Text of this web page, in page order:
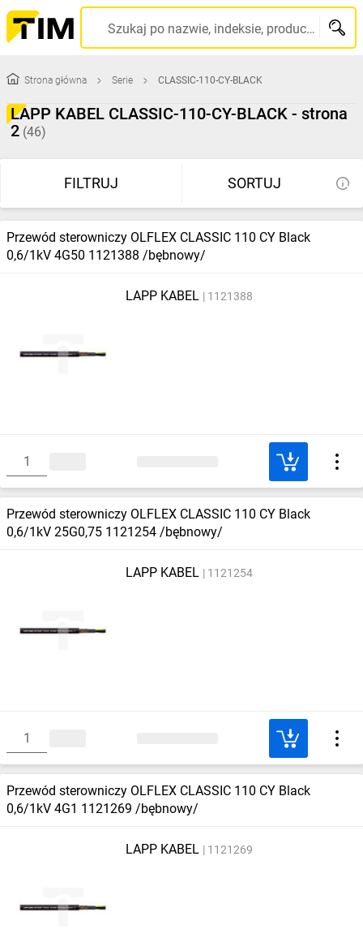
Szukaj po nazwie, indeksie, producencie, kodzie kreskowym...
Strona główna Serie CLASSIC-110-CY-BLACK
LAPP KABEL CLASSIC-110-CY-BLACK - strona
2 (46)
FILTRUJ SORTUJ
Przewód sterowniczy OLFLEX CLASSIC 110 CY Black
0,6/1kV 4G50 1121388 /bębnowy/
LAPP KABEL 1121388
Przewód sterowniczy OLFLEX CLASSIC 110 CY Black
0,6/1kV 25G0,75 1121254 /bębnowy/
LAPP KABEL 1121254
Przewód sterowniczy OLFLEX CLASSIC 110 CY Black
0,6/1kV 4G1 1121269 /bębnowy/
LAPP KABEL 1121269